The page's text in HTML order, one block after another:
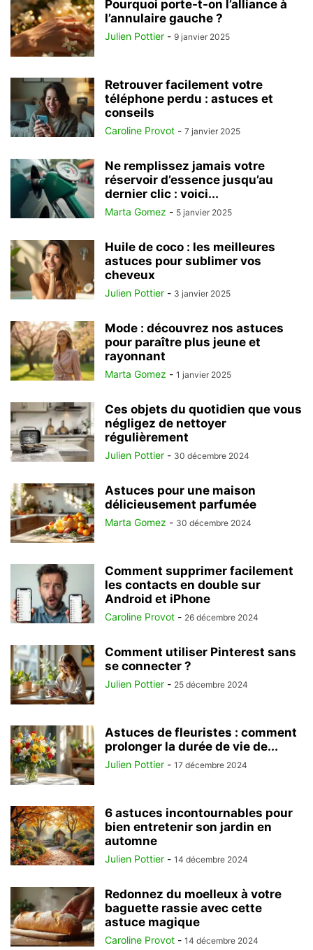
Pourquoi porte-t-on l’alliance à
l’annulaire gauche ?
Julien Pottier - 9 janvier 2025
Retrouver facilement votre
téléphone perdu : astuces et
conseils
Caroline Provot - 7 janvier 2025
Ne remplissez jamais votre
réservoir d’essence jusqu’au
dernier clic : voici...
Marta Gomez - 5 janvier 2025
Huile de coco : les meilleures
astuces pour sublimer vos
cheveux
Julien Pottier - 3 janvier 2025
Mode : découvrez nos astuces
pour paraître plus jeune et
rayonnant
Marta Gomez - 1 janvier 2025
Ces objets du quotidien que vous
négligez de nettoyer
régulièrement
Julien Pottier - 30 décembre 2024
Astuces pour une maison
délicieusement parfumée
Marta Gomez - 30 décembre 2024
Comment supprimer facilement
les contacts en double sur
Android et iPhone
Caroline Provot - 26 décembre 2024
Comment utiliser Pinterest sans
se connecter ?
Julien Pottier - 25 décembre 2024
Astuces de fleuristes : comment
prolonger la durée de vie de...
Julien Pottier - 17 décembre 2024
6 astuces incontournables pour
bien entretenir son jardin en
automne
Julien Pottier - 14 décembre 2024
Redonnez du moelleux à votre
baguette rassie avec cette
astuce magique
Caroline Provot - 14 décembre 2024